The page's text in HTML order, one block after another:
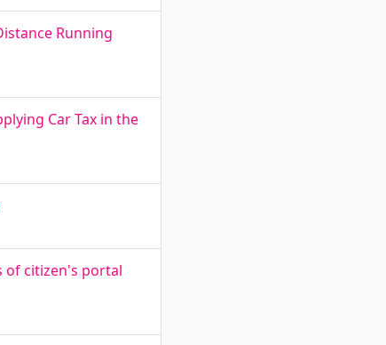
Running
Car Tax in the
of citizen's portal